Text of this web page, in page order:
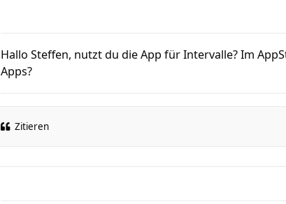
Hallo Steffen, nutzt du die App für Intervalle? Im
Apps?
Zitieren